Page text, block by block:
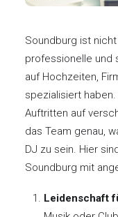
Soundburg ist
professionelle und
auf Hochzeiten,
spezialisiert
Auftritten auf
das Team genau,
DJ zu sein. Hier
Soundburg mit
Leidenschaft